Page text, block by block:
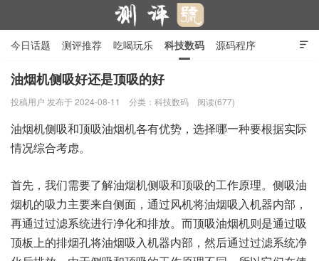

今日话题 测评推荐 吃喝玩乐 科技数码 源码程序
行业产品 在线投稿 隐私政策
油烟机侧吸好还是顶吸的好
投稿用户 发布于 2024-08-11 分类： 科技数码 阅读(677)
油烟机侧吸和顶吸油烟机各有优势，选择哪一种要根据实际
情况综合考虑。
首先，我们需要了解油烟机侧吸和顶吸的工作原理。侧吸油
烟机的吸力主要来自侧面，通过风机将油烟吸入机器内部，
再通过过滤系统进行净化和排放。而顶吸油烟机则是通过吸
顶板上的排烟孔将油烟吸入机器内部，然后通过过滤系统净